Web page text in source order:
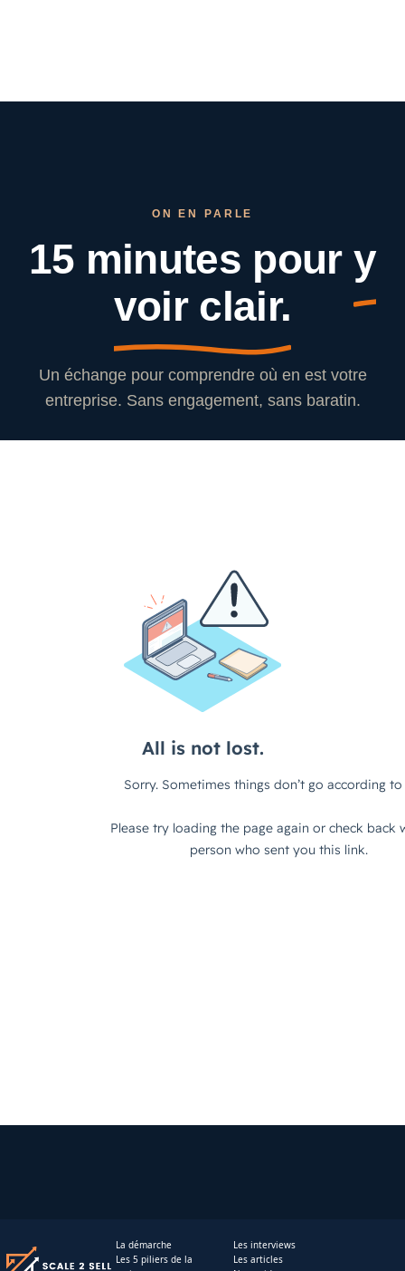
ON EN PARLE
15 minutes pour y
voir clair.
Un échange pour comprendre où en est votre
entreprise. Sans engagement, sans baratin.
La démarche
Les 5 piliers de la
Les interviews
Les articles